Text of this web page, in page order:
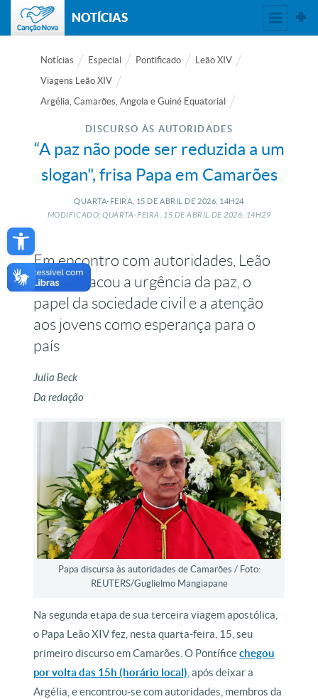
Open toolbar
NOTÍCIAS
Notícias Especial Pontificado
Leão XIV
Viagens Leão XIV
Argélia, Camarões, Angola e Guiné Equatorial
DISCURSO ÀS AUTORIDADES
“A paz não pode ser reduzida a um
slogan", frisa Papa em Camarões
QUARTA-FEIRA, 15 DE ABRIL DE 2026, 14H24
MODIFICADO: QUARTA-FEIRA, 15 DEABRIL DE2026, 14H29
Em encontro com autoridades, Leão
XIV destacou a urgência da paz, o
papel da sociedade civil e a atenção
aos jovens como esperança para o
país
Julia Beck
Da redação
Papa discursa às autoridades de Camarões / Foto:
REUTERS/Guglielmo Mangiapane
Na segunda etapa de sua terceira viagem apostólica,
o Papa Leão XIV fez, nesta quarta-feira, 15, seu
primeiro discurso em Camarões. O Pontíficechegou
por volta das 15h (horário local) , após deixar a
Argélia, e encontrou-se com autoridades, membros da